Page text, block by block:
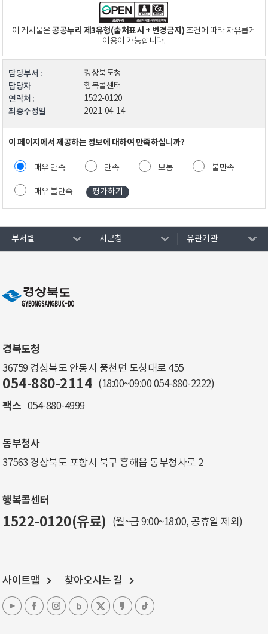
이 게시물은공공누리 제3유형(출처표시 + 변경금지)조건에 따라 자유롭게
이용이 가능합니다.
담당부서 : 경상북도청
담당자 행복콜센터
연락처 : 1522-0120
최종수정일 2021-04-14
이 페이지에서 제공하는 정보에 대하여 만족하십니까?
매우 만족 만족 보통 불만족
매우 불만족
부서별 시군청 유관기관
경북도청
36759 경상북도 안동시 풍천면 도청대로 455
054-880-2114 (18:00~09:00 054-880-2222)
팩스 054-880-4999
동부청사
37563 경상북도 포항시 북구 흥해읍 동부청사로 2
행복콜센터
1522-0120(유료) (월~금 9:00~18:00, 공휴일 제외)
사이트맵 찾아오시는 길